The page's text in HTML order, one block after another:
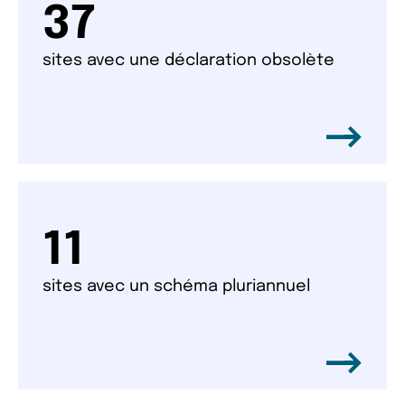
37
sites avec une déclaration obsolète
11
sites avec un schéma pluriannuel